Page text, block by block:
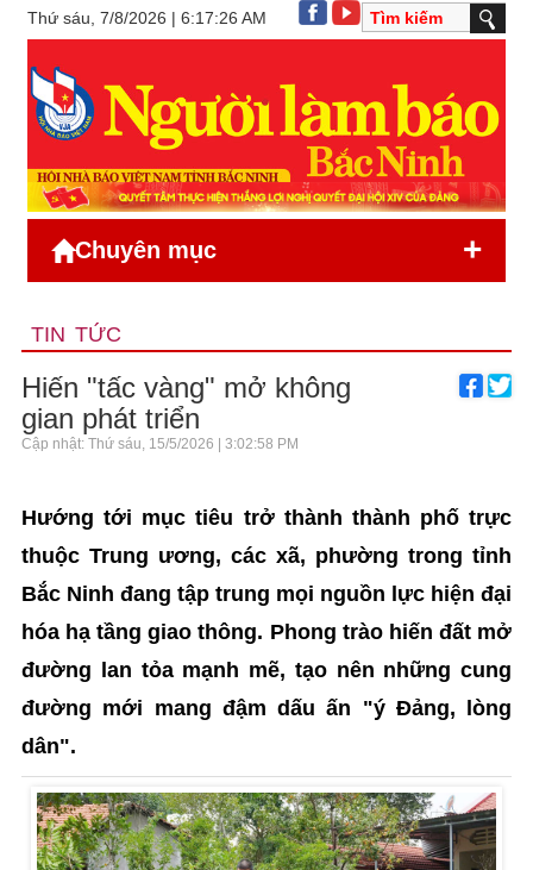
Thứ sáu, 7/8/2026 | 6:17:26 AM
Chuyên mục +
TIN TỨC
Hiến "tấc vàng" mở không
gian phát triển
Cập nhật: Thứ sáu, 15/5/2026 | 3:02:58 PM
Hướng tới mục tiêu trở thành thành phố trực
thuộc Trung ương, các xã, phường trong tỉnh
Bắc Ninh đang tập trung mọi nguồn lực hiện đại
hóa hạ tầng giao thông. Phong trào hiến đất mở
đường lan tỏa mạnh mẽ, tạo nên những cung
đường mới mang đậm dấu ấn "ý Đảng, lòng
dân".